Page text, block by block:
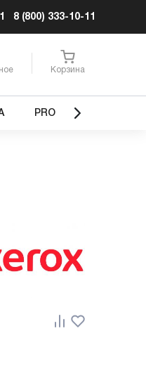
8 (800) 333-10-11
Корзина
PRO